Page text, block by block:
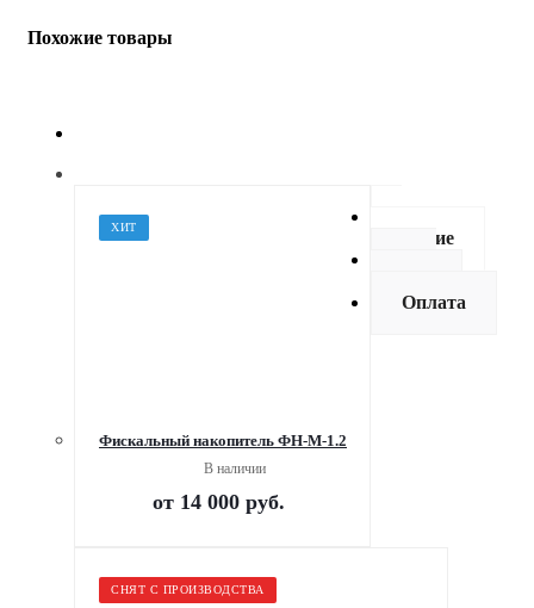
Похожие товары
ХИТ
Фискальный накопитель ФН-М-1.2
В наличии
от 14 000 руб.
СНЯТ С ПРОИЗВОДСТВА
Описание
Оплата